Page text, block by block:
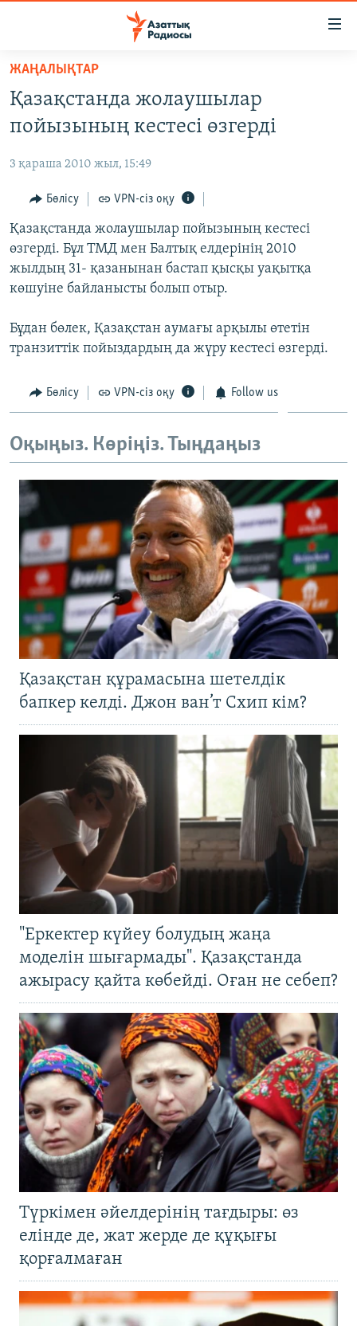
Skip
main
content
to
Navigation
Skip
to
Search
САЯСАТ
ҚАҢТАР ОҚИҒАСЫ
АДАМ ҚҰҚЫҚТАРЫ
ӘЛЕУМЕТ
ӘЛЕМ
АРНАЙЫ ЖОБАЛАР
Русский
Басқа тілдерде
ЖАҢАЛЫҚТАР
Қазақстанда жолаушылар
пойызының кестесі өзгерді
3 қараша 2010 жыл, 15:49
Бөлісу VPN-сіз оқу
Қазақстанда жолаушылар пойызының кестесі
өзгерді. Бұл ТМД мен Балтық елдерінің 2010
жылдың 31- қазанынан бастап қысқы уақытқа
көшуіне байланысты болып отыр.
Бұдан бөлек, Қазақстан аумағы арқылы өтетін
транзиттік пойыздардың да жүру кестесі өзгерді.
Бөлісу VPN-сіз оқу Follow us
Оқыңыз. Көріңіз. Тыңдаңыз
Қазақстан құрамасына шетелдік
бапкер келді. Джон ван’т Схип кім?
"Еркектер күйеу болудың жаңа
моделін шығармады". Қазақстанда
ажырасу қайта көбейді. Оған не себеп?
Түркімен әйелдерінің тағдыры: өз
елінде де, жат жерде де құқығы
қорғалмаған